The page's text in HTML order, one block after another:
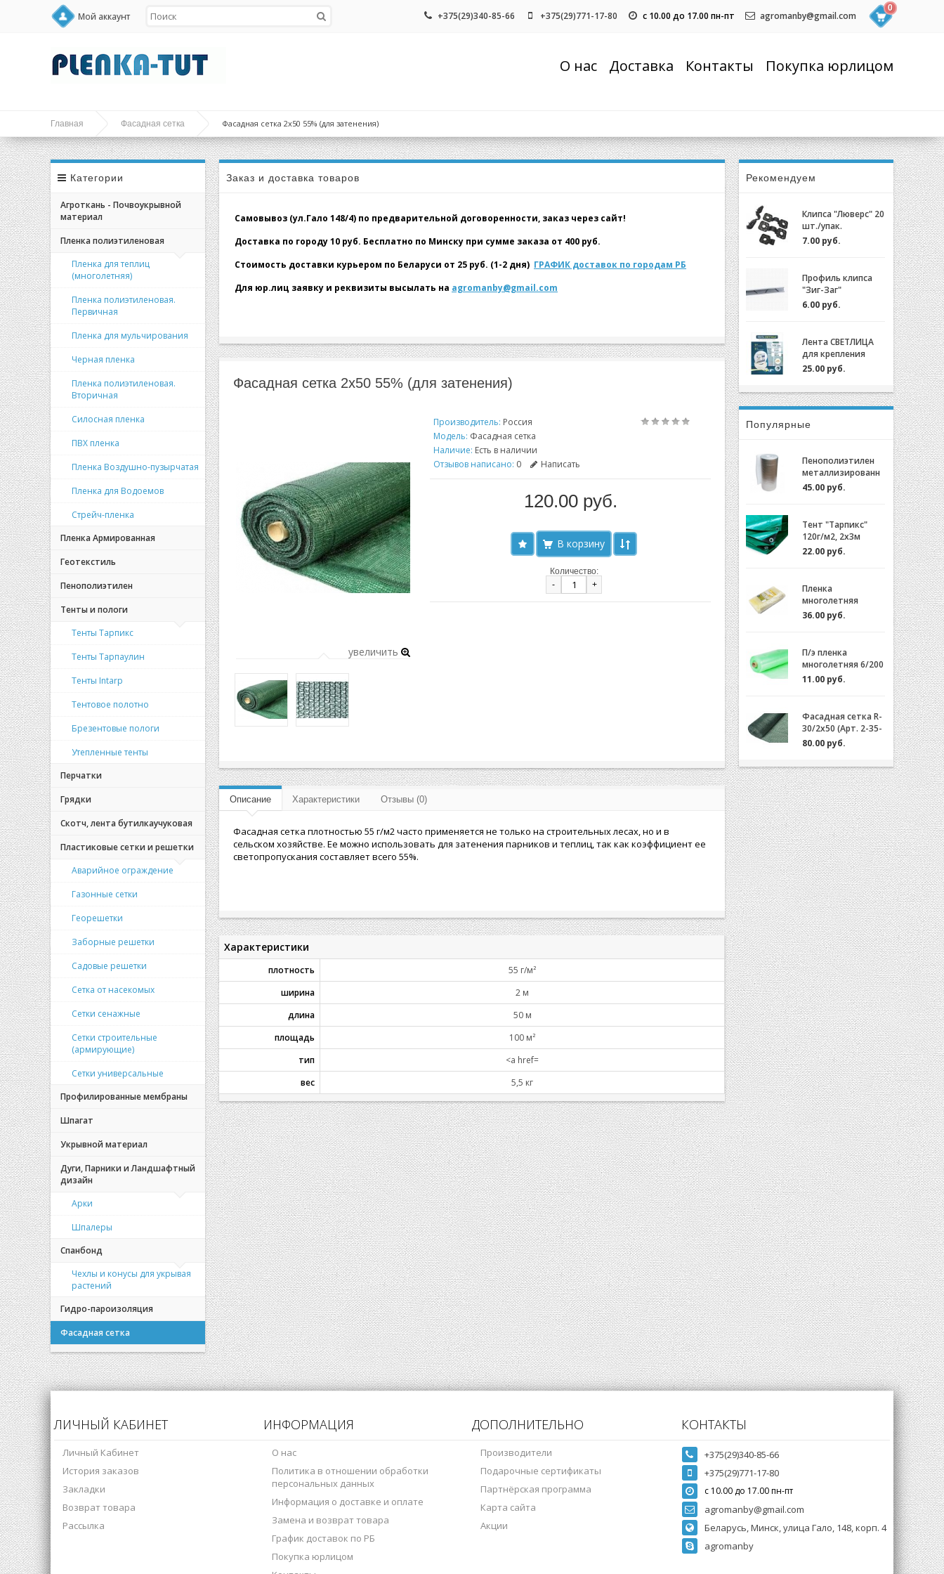
Мой аккаунт +375(29)340-85-66 +375(29)771-17-80 с 10.00 до 17.00 пн-пт agromanby@gmail.com
0
О нас Доставка Контакты Покупка юрлицом
Главная Фасадная сетка Фасадная сетка 2x50 55% (для затенения)
Категории
Агроткань - Почвоукрывной
материал
Пленка полиэтиленовая
Пленка для теплиц
(многолетняя)
Пленка полиэтиленовая.
Первичная
Пленка для мульчирования
Черная пленка
Пленка полиэтиленовая.
Вторичная
Силосная пленка
ПВХ пленка
Пленка Воздушно-пузырчатая
Пленка для Водоемов
Стрейч-пленка
Пленка Армированная
Геотекстиль
Пенополиэтилен
Тенты и пологи
Тенты Тарпикс
Тенты Тарпаулин
Тенты Intarp
Тентовое полотно
Брезентовые пологи
Утепленные тенты
Перчатки
Грядки
Скотч, лента бутилкаучуковая
Пластиковые сетки и решетки
Аварийное ограждение
Газонные сетки
Георешетки
Заборные решетки
Садовые решетки
Сетка от насекомых
Сетки сенажные
Сетки строительные
(армирующие)
Сетки универсальные
Профилированные мембраны
Шпагат
Укрывной материал
Дуги, Парники и Ландшафтный
дизайн
Арки
Шпалеры
Спанбонд
Чехлы и конусы для укрывая
растений
Гидро-пароизоляция
Фасадная сетка
Рекомендуем
Клипса "Люверс" 20
шт./упак.
7.00 руб.
Профиль клипса
"Зиг-Заг"
(ХОЗАГРО) с
замком для
для теплиц
оцинкованный,
0,7мм (2м)
6.00 руб.
Лента СВЕТЛИЦА
для крепления
пленки к теплице
длина 30м, ширина
3 см, 700 мкм
25.00 руб.
Популярные
Пенополиэтилен
металлизированн
ый (НПЭ 2-120-25)
45.00 руб.
Тент "Тарпикс"
120г/м2, 2х3м
22.00 руб.
Пленка
многолетняя
"Светлица 6/200"
(7 лет) за 1м.пог.
36.00 руб.
П/э пленка
многолетняя 6/200
(2-3 года) Зеленая/
Желтая за 1м.пог.
11.00 руб.
Фасадная сетка R-
30/2x50 (Арт. 2-35-
50)
80.00 руб.
Заказ и доставка товаров
Самовывоз (ул.Гало 148/4) по предварительной договоренности, заказ через сайт!
Доставка по городу 10 руб. Бесплатно по Минску при сумме заказа от 400 руб.
Стоимость доставки курьером по Беларуси от 25 руб. (1-2 дня) ГРАФИК доставок по городам РБ
Для юр.лиц заявку и реквизиты высылать на agromanby@gmail.com
Фасадная сетка 2x50 55% (для затенения)
увеличить
Производитель: Россия
Модель: Фасадная сетка
Наличие: Есть в наличии
Отзывов написано: 0 Написать
120.00 руб.
Количество:
-
+
Описание Характеристики Отзывы (0)
Фасадная сетка плотностью 55 г/м2 часто применяется не только на строительных лесах, но и в
сельском хозяйстве. Ее можно использовать для затенения парников и теплиц, так как коэффициент ее
светопропускания составляет всего 55%.
Характеристики
плотность
55 г/м²
ширина
2 м
длина
50 м
площадь
100 м²
тип
<a href=
вес
5,5 кг
ЛИЧНЫЙ КАБИНЕТ
Личный Кабинет
История заказов
Закладки
Возврат товара
Рассылка
ИНФОРМАЦИЯ
О нас
Политика в отношении обработки
персональных данных
Информация о доставке и оплате
Замена и возврат товара
График доставок по РБ
Покупка юрлицом
ДОПОЛНИТЕЛЬНО
Производители
Подарочные сертификаты
Партнёрская программа
Карта сайта
Акции
КОНТАКТЫ
+375(29)340-85-66
+375(29)771-17-80
с 10.00 до 17.00 пн-пт
agromanby@gmail.com
Беларусь, Минск, улица Гало, 148, корп. 4
agromanby